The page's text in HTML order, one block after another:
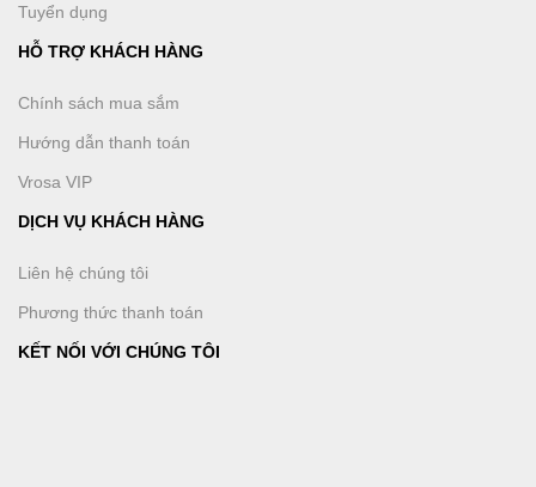
Tuyển dụng
HỖ TRỢ KHÁCH HÀNG
Chính sách mua sắm
Hướng dẫn thanh toán
Vrosa VIP
DỊCH VỤ KHÁCH HÀNG
Liên hệ chúng tôi
Phương thức thanh toán
KẾT NỐI VỚI CHÚNG TÔI